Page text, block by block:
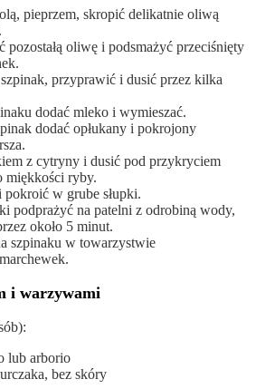
pieprzem, skropić delikatnie oliwą
pozostałą oliwę i podsmażyć przeciśnięty
przyprawić i dusić przez kilka
dodać mleko i wymieszać.
dodać opłukany i pokrojony
z cytryny i dusić pod przykryciem
miękkości ryby.
w grube słupki.
podprażyć na patelni z odrobiną wody,
około 5 minut.
szpinaku w towarzystwie
i warzywami
lub arborio
bez skóry